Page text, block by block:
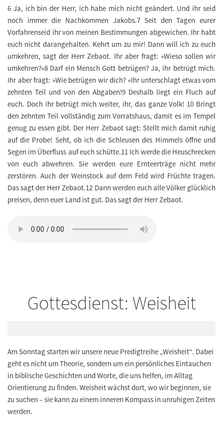
6 Ja, ich bin der Herr, ich habe mich nicht geändert. Und ihr seid
noch immer die Nachkommen Jakobs.7 Seit den Tagen eurer
Vorfahrenseid ihr von meinen Bestimmungen abgewichen. Ihr habt
euch nicht darangehalten. Kehrt um zu mir! Dann will ich zu euch
umkehren, sagt der Herr Zebaot. Ihr aber fragt: »Wieso sollen wir
umkehren?«8 Darf ein Mensch Gott betrügen? Ja, ihr betrügt mich.
Ihr aber fragt: »Wie betrügen wir dich? «Ihr unterschlagt etwas vom
zehnten Teil und von den Abgaben!9 Deshalb liegt ein Fluch auf
euch. Doch ihr betrügt mich weiter, ihr, das ganze Volk! 10 Bringt
den zehnten Teil vollständig zum Vorratshaus, damit es im Tempel
genug zu essen gibt. Der Herr Zebaot sagt: Stellt mich damit ruhig
auf die Probe! Seht, ob ich die Schleusen des Himmels öffne und
Segen im Überfluss auf euch schütte.11 Ich werde die Heuschrecken
von euch abwehren. Sie werden eure Ernteerträge nicht mehr
zerstören. Auch der Weinstock auf dem Feld wird Früchte tragen.
Das sagt der Herr Zebaot.12 Dann werden euch alle Völker glücklich
preisen, denn euer Land ist gut. Das sagt der Herr Zebaot.
Gottesdienst: Weisheit
Am Sonntag starten wir unsere neue Predigtreihe „Weisheit“. Dabei
geht es nicht um Theorie, sondern um ein persönliches Eintauchen
in biblische Geschichten und Worte, die uns helfen, im Alltag
Orientierung zu finden. Weisheit wächst dort, wo wir beginnen, sie
zu suchen – sie kann zu einem inneren Kompass in unruhigen Zeiten
werden.